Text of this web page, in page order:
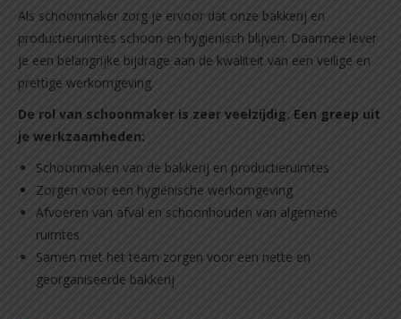
Als schoonmaker zorg je ervoor dat onze bakkerij en
productieruimtes schoon en hygiënisch blijven. Daarmee lever
je een belangrijke bijdrage aan de kwaliteit van een veilige en
prettige werkomgeving.
De rol van schoonmaker is zeer veelzijdig. Een greep uit
je werkzaamheden:
Schoonmaken van de bakkerij en productieruimtes
Zorgen voor een hygiënische werkomgeving
Afvoeren van afval en schoonhouden van algemene
ruimtes
Samen met het team zorgen voor een nette en
georganiseerde bakkerij